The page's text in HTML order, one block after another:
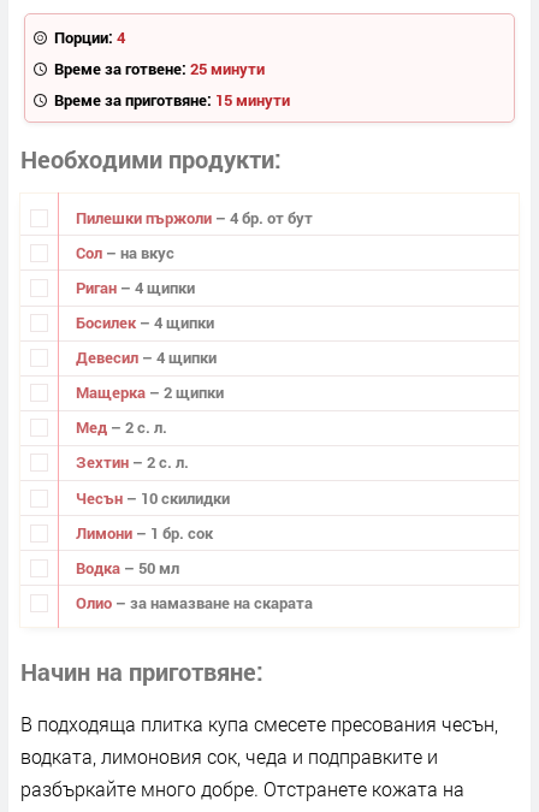
Порции: 4
Време за готвене: 25 минути
Време за приготвяне: 15 минути
Необходими продукти
Пилешки пържоли – 4 бр. от бут
Сол – на вкус
Риган – 4 щипки
Босилек – 4 щипки
Девесил – 4 щипки
Мащерка – 2 щипки
Мед – 2 с. л.
Зехтин – 2 с. л.
Чесън – 10 скилидки
Лимони – 1 бр. сок
Водка – 50 мл
Олио – за намазване на скарата
Начин на приготвяне
В подходяща плитка купа смесете пресования чесън,
водката, лимоновия сок, чеда и подправките и
разбъркайте много добре. Отстранете кожата на